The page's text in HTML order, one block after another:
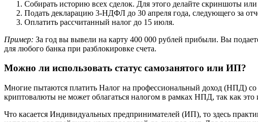
Собирать историю всех сделок. Для этого делайте скриншоты
Подать декларацию 3-НДФЛ до 30 апреля года, следующего за
Оплатить рассчитанный налог до 15 июля.
Пример: За год вы вывели на карту 400 000 рублей прибыли. Вы
для любого банка при разблокировке счета.
Можно ли использовать статус самозанятого или ИП?
Многие пытаются платить Налог на профессиональный доход (НПД) со
криптовалюты не может облагаться налогом в рамках НПД, так как
Что касается Индивидуальных предпринимателей (ИП), то здесь